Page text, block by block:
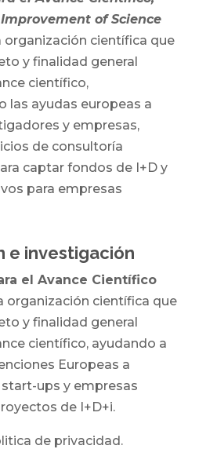
of Science
organización científica que
y finalidad general
científico,
las ayudas europeas a
y empresas,
de consultoría
captar fondos de I+D y
para empresas
e investigación
el Avance Científico
organización científica que
y finalidad general
científico, ayudando a
Europeas a
ups y empresas
de I+D+i.
de privacidad.